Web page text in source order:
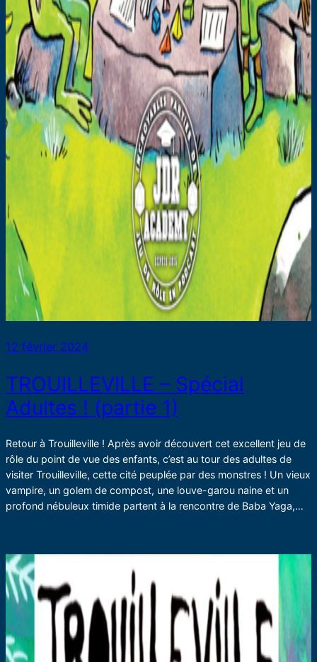
12 février 2024
TROUILLEVILLE – Spécial
Adultes ! (partie 1)
Retour à Trouilleville ! Après avoir découvert cet excellent jeu de
rôle du point de vue des enfants, c’est au tour des adultes de
visiter Trouilleville, cette cité peuplée par des monstres ! Un vieux
vampire, un golem de compost, une louve-garou naine et un
profond nébuleux timide partent à la rencontre de Baba Yaga,…